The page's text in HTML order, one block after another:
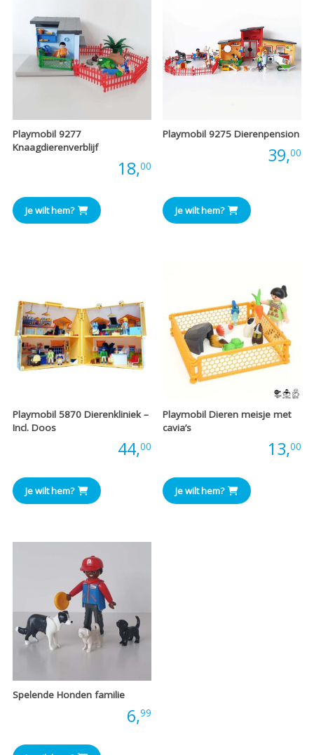
Playmobil 9277
Knaagdierenverblijf
18,00
Je wilt hem?
Playmobil 9275 Dierenpension
39,00
Je wilt hem?
Playmobil 5870 Dierenkliniek –
Incl. Doos
44,00
Je wilt hem?
Playmobil Dieren meisje met
cavia’s
13,00
Je wilt hem?
Spelende Honden familie
6,99